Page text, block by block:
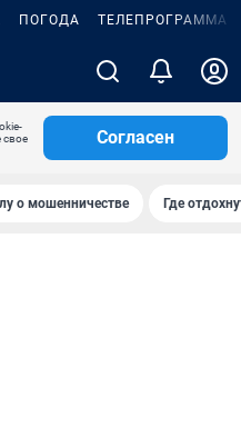
ПОГОДА ТЕЛЕПРОГРАММА
свое
Согласен
о мошенничестве Где